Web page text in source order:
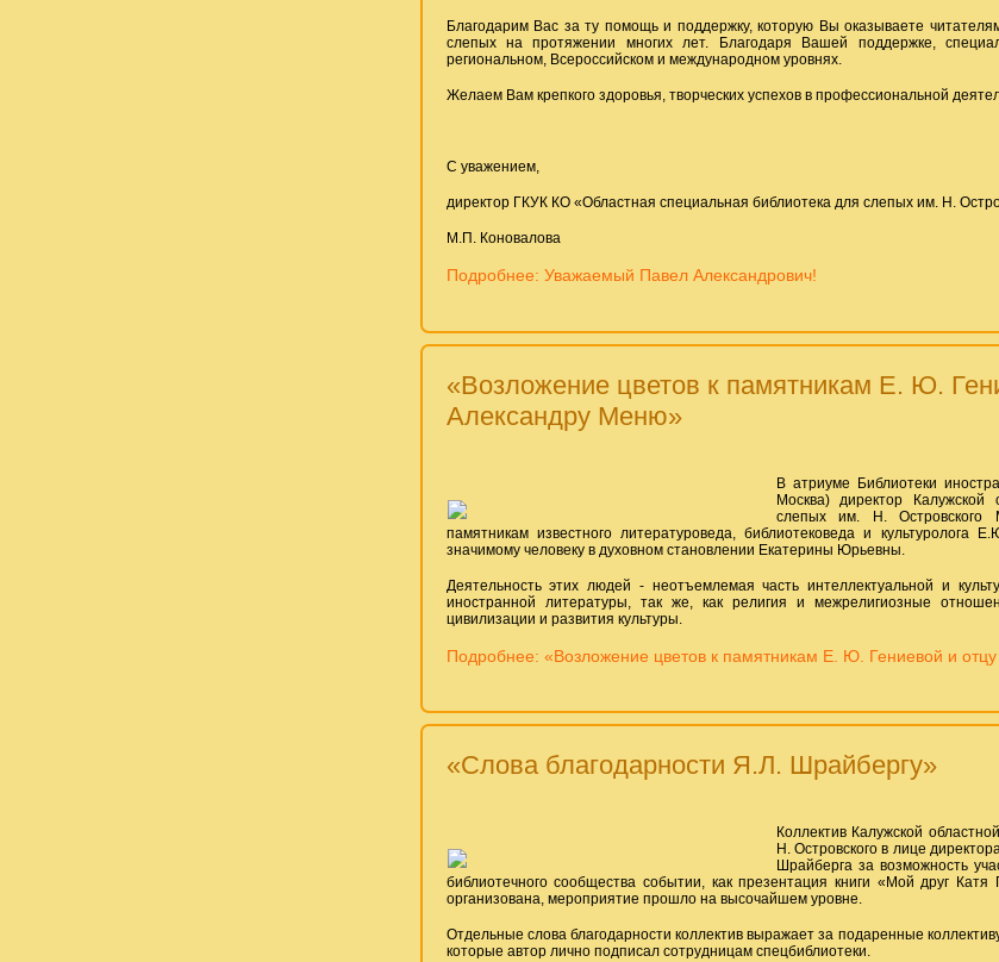
Благодарим Вас за ту помощь и поддержку, которую Вы оказываете
слепых на протяжении многих лет. Благодаря Вашей поддержке,
региональном, Всероссийском и международном уровнях.
Желаем Вам крепкого здоровья, творческих успехов в профессиональной
С уважением,
директор ГКУК КО «Областная специальная библиотека для слепых им. Н.
М.П. Коновалова
Подробнее: Уважаемый Павел Александрович!
«Возложение цветов к памятникам Е. Ю.
Александру Меню»
В атриуме Библиотеки
Москва) директор Калужской
слепых им. Н.
памятникам известного литературоведа, библиотековеда и
значимому человеку в духовном становлении Екатерины Юрьевны.
Деятельность этих людей - неотъемлемая часть интеллектуальной и
иностранной литературы, так же, как религия и межрелигиозные
цивилизации и развития культуры.
Подробнее: «Возложение цветов к памятникам Е. Ю. Гениевой и
«Слова благодарности Я.Л. Шрайбергу»
Коллектив Калужской
Н. Островского в лице
Шрайберга за возможность
библиотечного сообщества событии, как презентация книги «Мой друг
организована, мероприятие прошло на высочайшем уровне.
Отдельные слова благодарности коллектив выражает за подаренные
которые автор лично подписал сотрудницам спецбиблиотеки.